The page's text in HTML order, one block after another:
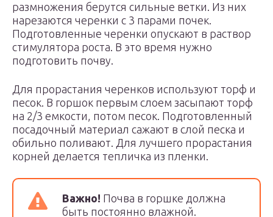
размножения берутся сильные ветки. Из них
нарезаются черенки с 3 парами почек.
Подготовленные черенки опускают в раствор
стимулятора роста. В это время нужно
подготовить почву.
Для прорастания черенков используют торф и
песок. В горшок первым слоем засыпают торф
на 2/3 емкости, потом песок. Подготовленный
посадочный материал сажают в слой песка и
обильно поливают. Для лучшего прорастания
корней делается тепличка из пленки.
Важно! Почва в горшке должна
быть постоянно влажной.